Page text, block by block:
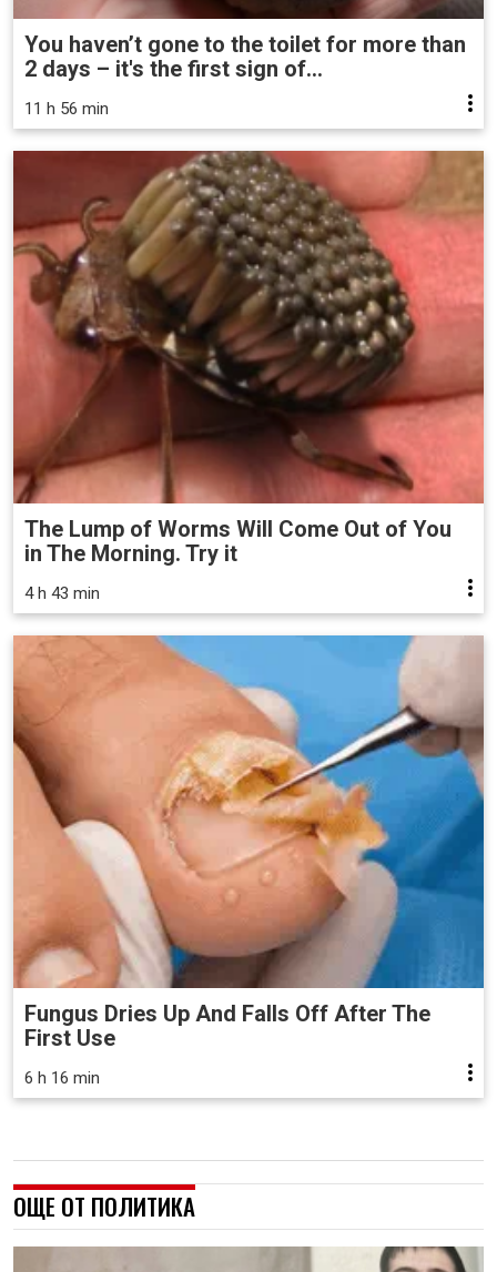
You haven’t gone to the toilet for more than
2 days – it's the first sign of...
11 h 56 min
The Lump of Worms Will Come Out of You
in The Morning. Try it
4 h 43 min
Fungus Dries Up And Falls Off After The
First Use
6 h 16 min
ОЩЕ ОТ ПОЛИТИКА